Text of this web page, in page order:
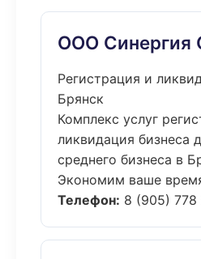
ООО Синергия
Регистрация и
Брянск
Комплекс услуг
ликвидация бизнеса
среднего бизнеса в
Экономим ваше
Телефон: 8 (905) 778